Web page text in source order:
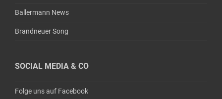
Ballermann News
Brandneuer Song
SOCIAL MEDIA & CO
Folge uns auf Facebook